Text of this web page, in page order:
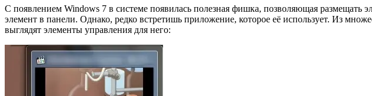
С появлением Windows 7 в системе появилась полезная фишка, позволяющая размещать
элемент в панели. Однако, редко встретишь приложение, которое её использует. Из
выглядят элементы управления для него: